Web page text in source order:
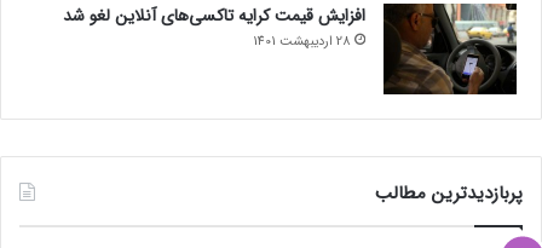
افزایش قیمت کرایه تاکسی‌های آنلاین لغو شد
28 اردیبهشت 1401
پربازدیدترین مطالب